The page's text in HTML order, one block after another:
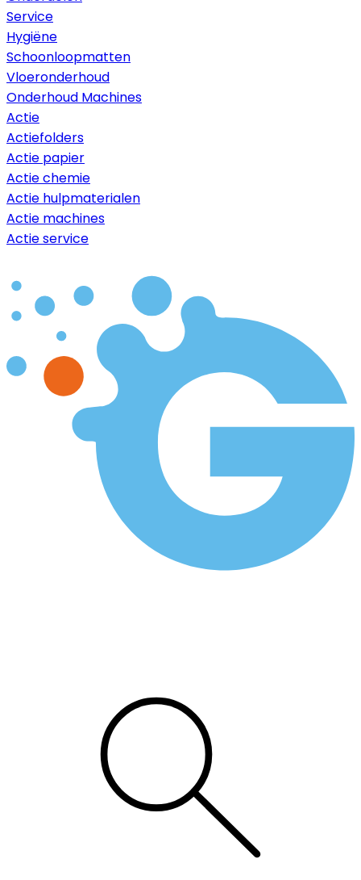
Service
Hygiëne
Schoonloopmatten
Vloeronderhoud
Onderhoud Machines
Actie
Actiefolders
Actie papier
Actie chemie
Actie hulpmaterialen
Actie machines
Actie service